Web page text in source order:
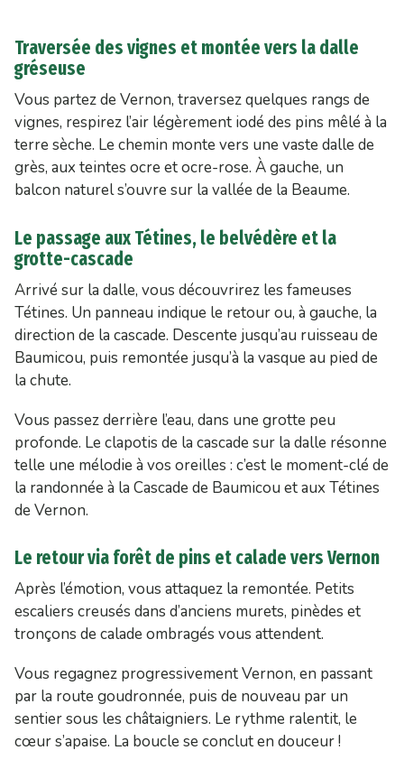
Traversée des vignes et montée vers la dalle
gréseuse
Vous partez de Vernon, traversez quelques rangs de
vignes, respirez l’air légèrement iodé des pins mêlé à la
terre sèche. Le chemin monte vers une vaste dalle de
grès, aux teintes ocre et ocre-rose. À gauche, un
balcon naturel s’ouvre sur la vallée de la Beaume.
Le passage aux Tétines, le belvédère et la
grotte-cascade
Arrivé sur la dalle, vous découvrirez les fameuses
Tétines. Un panneau indique le retour ou, à gauche, la
direction de la cascade. Descente jusqu’au ruisseau de
Baumicou, puis remontée jusqu’à la vasque au pied de
la chute.
Vous passez derrière l’eau, dans une grotte peu
profonde. Le clapotis de la cascade sur la dalle résonne
telle une mélodie à vos oreilles : c’est le moment-clé de
la randonnée à la Cascade de Baumicou et aux Tétines
de Vernon.
Le retour via forêt de pins et calade vers Vernon
Après l’émotion, vous attaquez la remontée. Petits
escaliers creusés dans d’anciens murets, pinèdes et
tronçons de calade ombragés vous attendent.
Vous regagnez progressivement Vernon, en passant
par la route goudronnée, puis de nouveau par un
sentier sous les châtaigniers. Le rythme ralentit, le
cœur s’apaise. La boucle se conclut en douceur !